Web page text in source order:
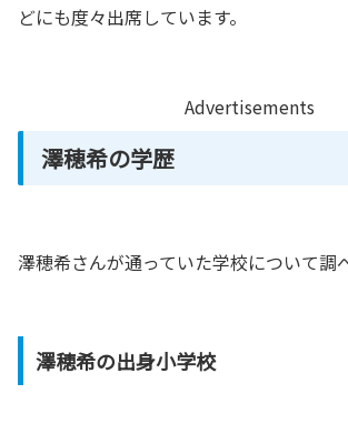
どにも度々出席しています。
Advertisements
澤穂希の学歴
澤穂希さんが通っていた学校について調
澤穂希の出身小学校